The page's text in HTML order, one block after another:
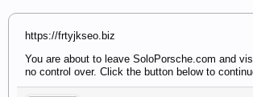
https://frtyjkseo.biz
You are about to leave SoloPorsche.com and
no control over. Click the button below to